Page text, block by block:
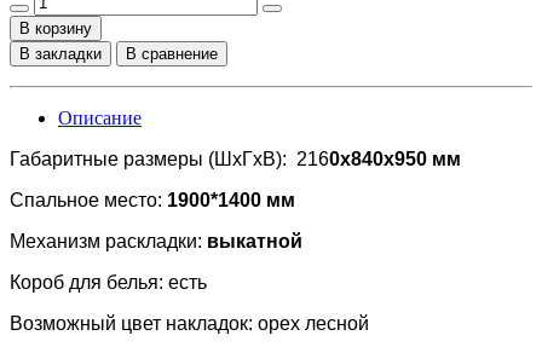
В корзину
В закладки
В сравнение
Описание
Габаритные размеры (ШхГхВ): 2160x840x950 мм
Спальное место: 1900*1400 мм
Механизм раскладки: выкатной
Короб для белья: есть
Возможный цвет накладок: орех лесной